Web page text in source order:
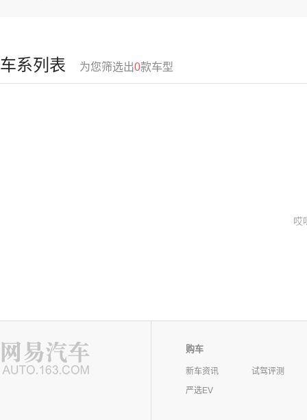
车系列表 为您筛选出0款车型
哎
购车
新车资讯
试驾评测
严选EV